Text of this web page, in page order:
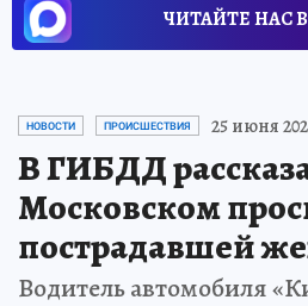
ЧИТАЙТЕ НАС
НОВОСТИ ПРОИСШЕСТВИЯ 25 июня
В ГИБДД
Московском
пострадавшей
Водитель автомобиля